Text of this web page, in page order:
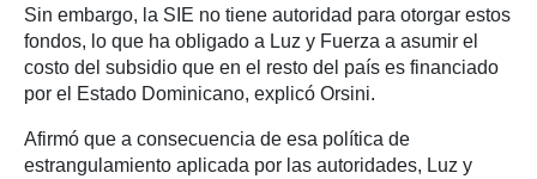
Sin embargo, la SIE no tiene autoridad para otorgar estos
fondos, lo que ha obligado a Luz y Fuerza a asumir el
costo del subsidio que en el resto del país es financiado
por el Estado Dominicano, explicó Orsini.
Afirmó que a consecuencia de esa política de
estrangulamiento aplicada por las autoridades, Luz y